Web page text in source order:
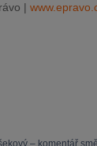
|
– komentář